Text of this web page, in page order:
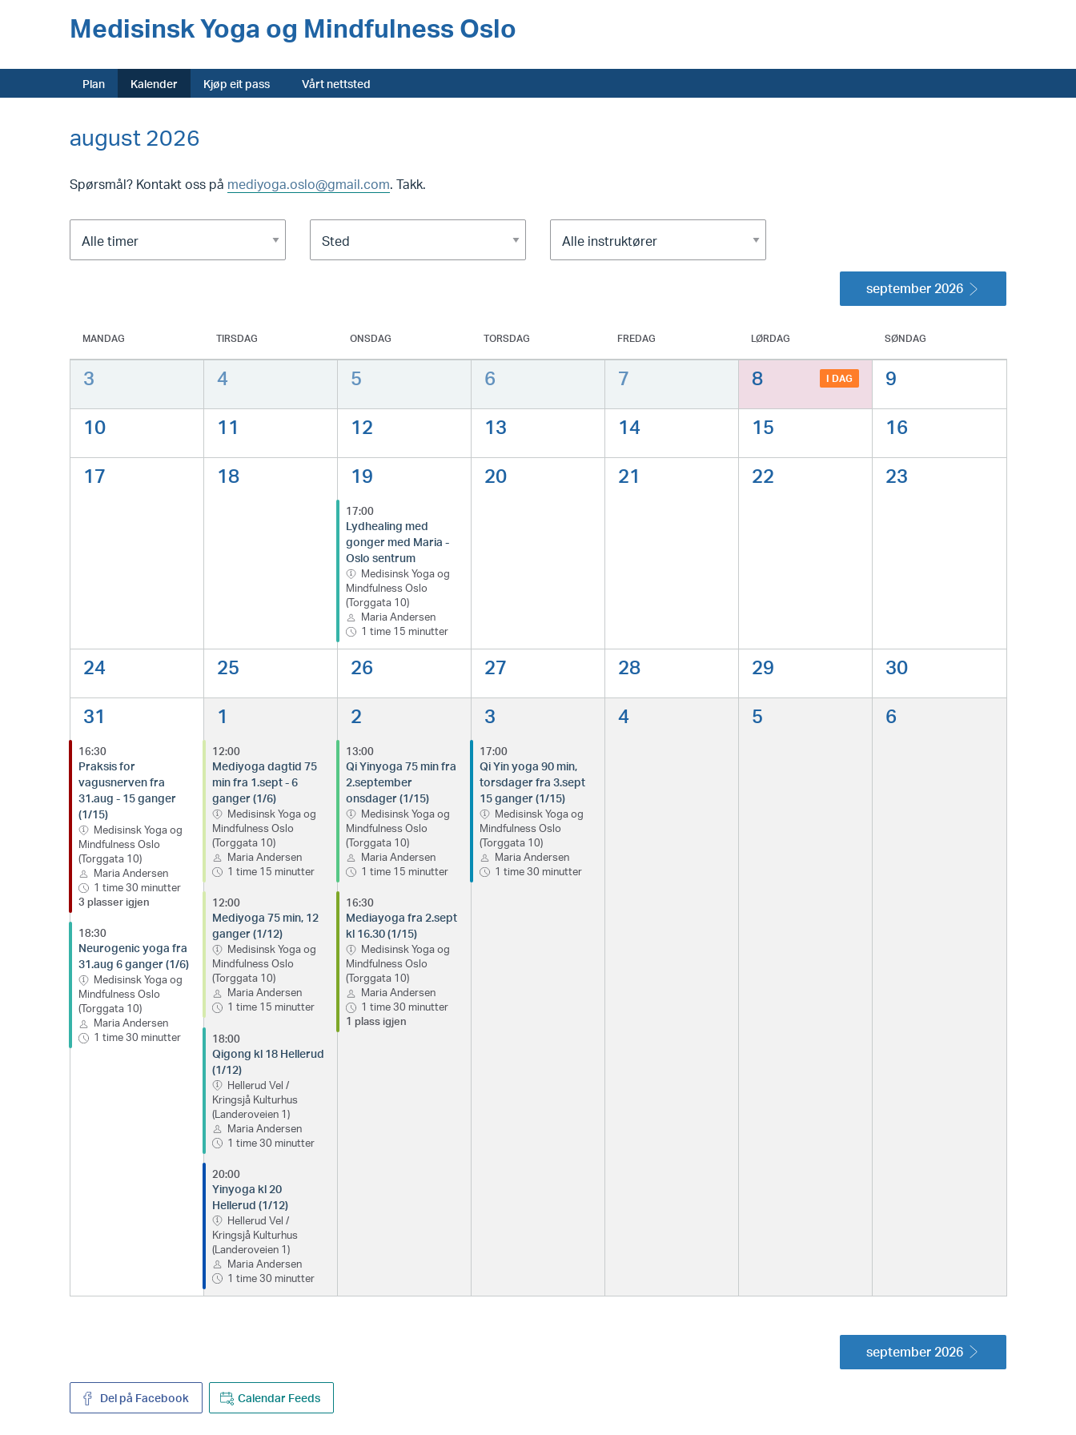
Medisinsk Yoga og Mindfulness Oslo
Plan Kalender Kjøp eit pass Vårt nettsted
august 2026
Spørsmål? Kontakt oss på mediyoga.oslo@gmail.com. Takk.
september 2026
MANDAG TIRSDAG ONSDAG TORSDAG FREDAG LØRDAG SØNDAG
3 4 5 6 7 8 I DAG 9
10 11 12 13 14 15 16
17 18 19
17:00
Lydhealing med
gonger med Maria -
Oslo sentrum
Medisinsk Yoga og
Mindfulness Oslo
(Torggata 10)
Maria Andersen
1 time 15 minutter
20 21 22 23
24 25 26 27 28 29 30
31
16:30
Praksis for
vagusnerven fra
31.aug - 15 ganger
(1/15)
Medisinsk Yoga og
Mindfulness Oslo
(Torggata 10)
Maria Andersen
1 time 30 minutter
3 plasser igjen
18:30
Neurogenic yoga fra
31.aug 6 ganger (1/6)
Medisinsk Yoga og
Mindfulness Oslo
(Torggata 10)
Maria Andersen
1 time 30 minutter
1
12:00
Mediyoga dagtid 75
min fra 1.sept - 6
ganger (1/6)
Medisinsk Yoga og
Mindfulness Oslo
(Torggata 10)
Maria Andersen
1 time 15 minutter
12:00
Mediyoga 75 min, 12
ganger (1/12)
Medisinsk Yoga og
Mindfulness Oslo
(Torggata 10)
Maria Andersen
1 time 15 minutter
18:00
Qigong kl 18 Hellerud
(1/12)
Hellerud Vel /
Kringsjå Kulturhus
(Landeroveien 1)
Maria Andersen
1 time 30 minutter
20:00
Yinyoga kl 20
Hellerud (1/12)
Hellerud Vel /
Kringsjå Kulturhus
(Landeroveien 1)
Maria Andersen
1 time 30 minutter
2
13:00
Qi Yinyoga 75 min fra
2.september
onsdager (1/15)
Medisinsk Yoga og
Mindfulness Oslo
(Torggata 10)
Maria Andersen
1 time 15 minutter
16:30
Mediayoga fra 2.sept
kl 16.30 (1/15)
Medisinsk Yoga og
Mindfulness Oslo
(Torggata 10)
Maria Andersen
1 time 30 minutter
1 plass igjen
3
17:00
Qi Yin yoga 90 min,
torsdager fra 3.sept
15 ganger (1/15)
Medisinsk Yoga og
Mindfulness Oslo
(Torggata 10)
Maria Andersen
1 time 30 minutter
4 5 6
september 2026
Del på Facebook Calendar Feeds